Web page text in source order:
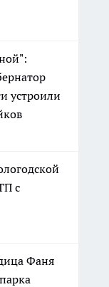
устроили
с
Фаня